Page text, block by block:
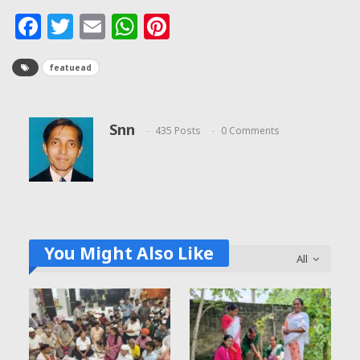
Facebook
Twitter
EmailWhatsApp
featuead
Snn 435 Posts 0 Comments
All
You Might Also Like